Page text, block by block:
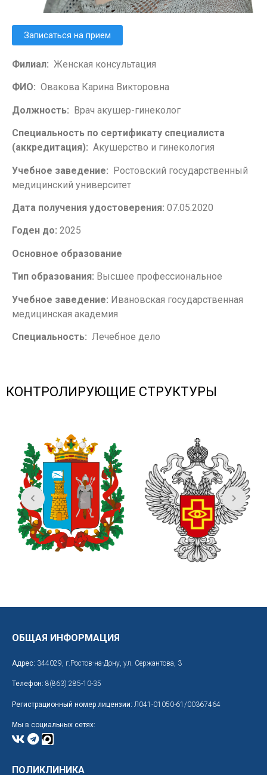
Записаться на прием
Филиал: Женская консультация
ФИО: Овакова Карина Викторовна
Должность: Врач акушер-гинеколог
Специальность по сертификату специалиста
(аккредитация): Акушерство и гинекология
Учебное заведение: Ростовский государственный
медицинский университет
Дата получения удостоверения: 07.05.2020
Годен до: 2025
Основное образование
Тип образования: Высшее профессиональное
Учебное заведение: Ивановская государственная
медицинская академия
Специальность: Лечебное дело
КОНТРОЛИРУЮЩИЕ СТРУКТУРЫ
ОБЩАЯ ИНФОРМАЦИЯ
Адрес: 344029, г.Ростов-на-Дону, ул. Сержантова, 3
Телефон: 8(863) 285-10-35
Регистрационный номер лицензии: Л041-01050-61/00367464
Мы в социальных сетях:
ПОЛИКЛИНИКА